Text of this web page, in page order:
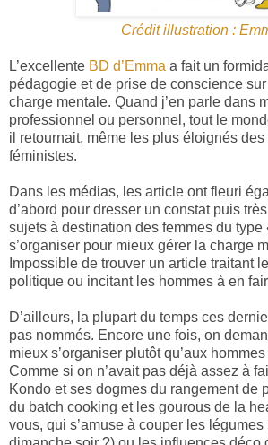
Crédit illustration :
L’excellente BD d’Emma a fait un
pédagogie et de prise de conscience
charge mentale. Quand j’en parle dans
professionnel ou personnel, tout le
il retournait, même les plus éloignés
féministes.
Dans les médias, les article ont fleuri
d’abord pour dresser un constat puis
sujets à destination des femmes du type
s’organiser pour mieux gérer la charge
Impossible de trouver un article traitant
politique ou incitant les hommes à en
D’ailleurs, la plupart du temps ces
pas nommés. Encore une fois, on
mieux s’organiser plutôt qu’aux
Comme si on n’avait pas déjà assez à
Kondo et ses dogmes du rangement de
du batch cooking et les gourous de la
vous, qui s’amuse à couper les